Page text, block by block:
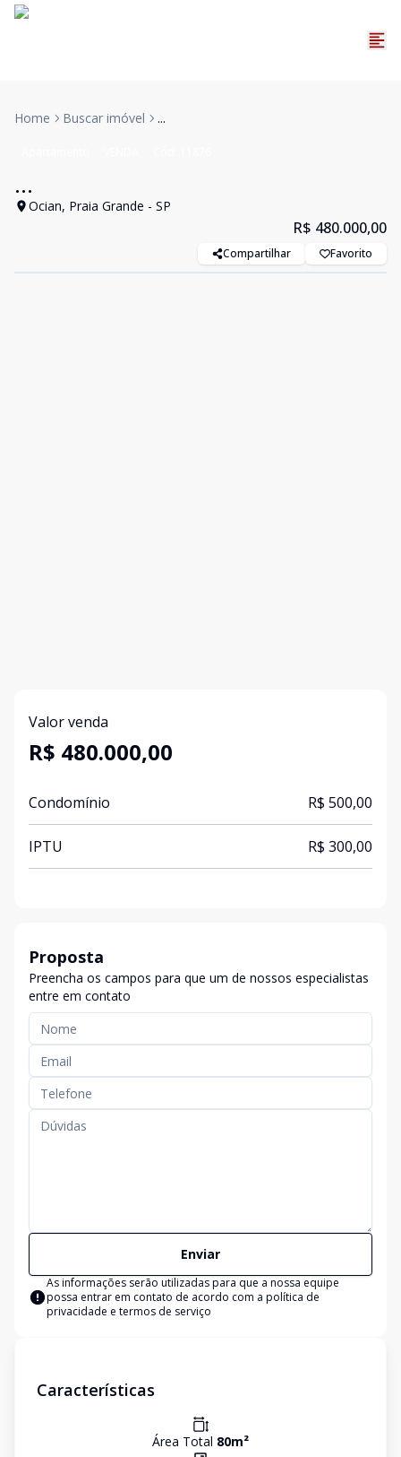
Home Buscar imóvel ...
...
Ocian, Praia Grande - SP
R$ 480.000,00
Compartilhar Favorito
Valor venda
R$ 480.000,00
Condomínio R$ 500,00
IPTU R$ 300,00
Proposta
Preencha os campos para que um de nossos especialistas
entre em contato
Enviar
As informações serão utilizadas para que a nossa equipe
possa entrar em contato de acordo com a política de
privacidade e termos de serviço
Características
Área Total 80m²